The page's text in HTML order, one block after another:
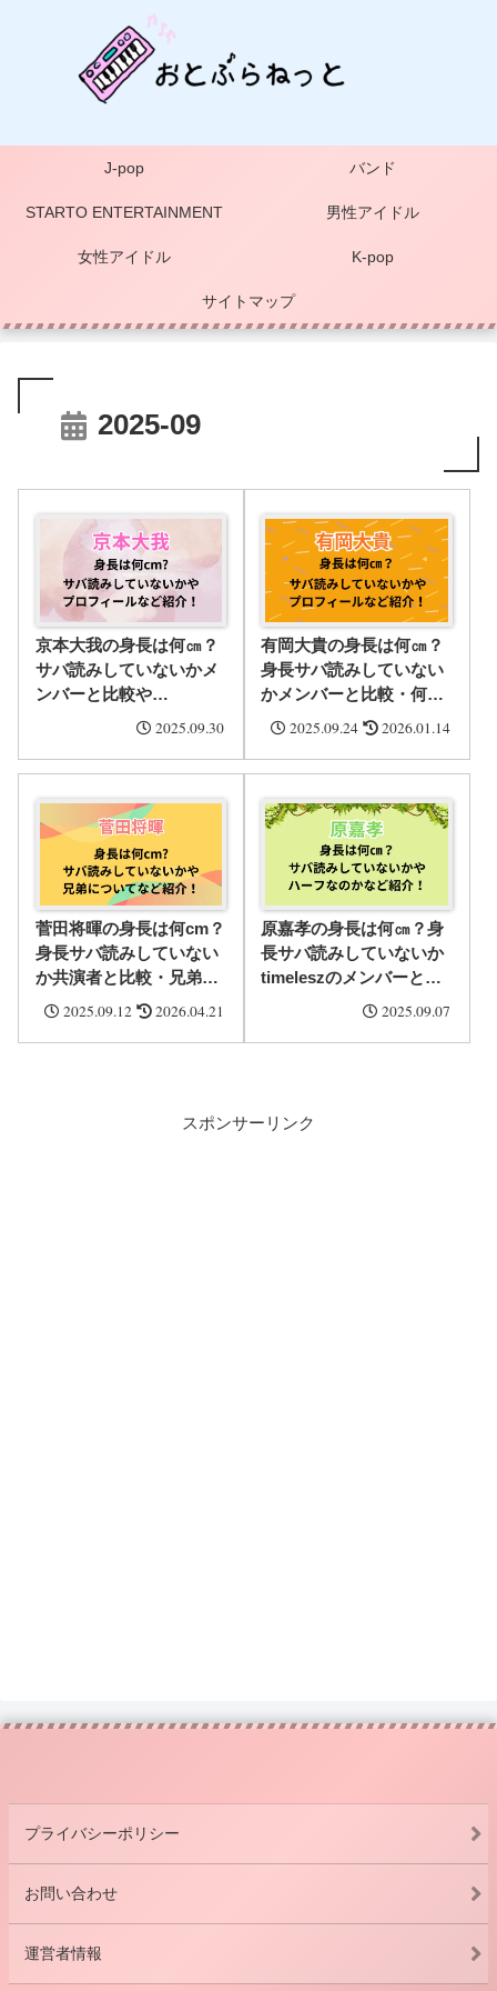
J-pop バンド
STARTO ENTERTAINMENT 男性アイドル
女性アイドル K-pop
サイトマップ
2025-09
京本大我の身長は何㎝？
サバ読みしていないかメ
ンバーと比較や
SixTONESで何番目か・
2025.09.30
有岡大貴の身長は何㎝？
身長サバ読みしていない
かメンバーと比較・何番
目に高いかやプロフィー
2025.09.24 2026.01.14
菅田将暉の身長は何cm？
身長サバ読みしていない
か共演者と比較・兄弟の
身長・身長は伸びたかな
2025.09.12 2026.04.21
原嘉孝の身長は何㎝？身
長サバ読みしていないか
timeleszのメンバーと比
較・ハーフなのかなど紹
2025.09.07
スポンサーリンク
プライバシーポリシー
お問い合わせ
運営者情報